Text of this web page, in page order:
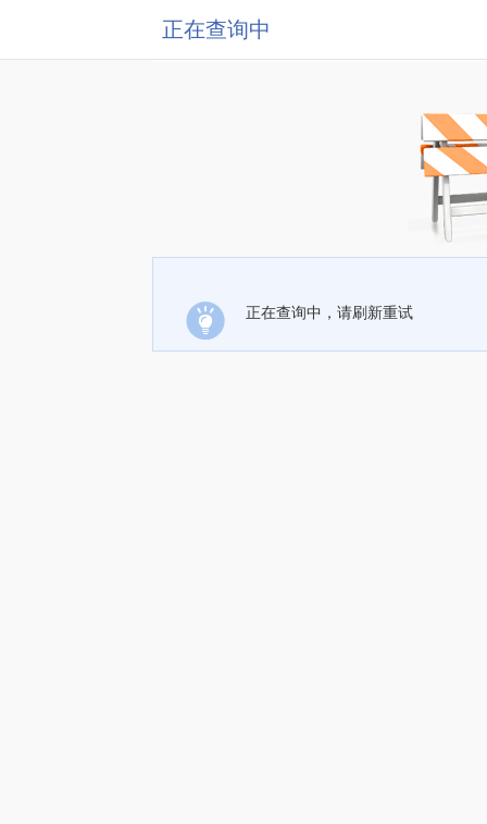
正在查询中
正在查询中，请刷新重试